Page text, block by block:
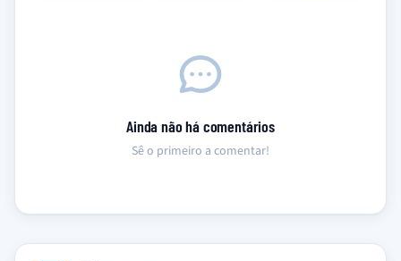
Ainda não há comentários
Sê o primeiro a comentar!